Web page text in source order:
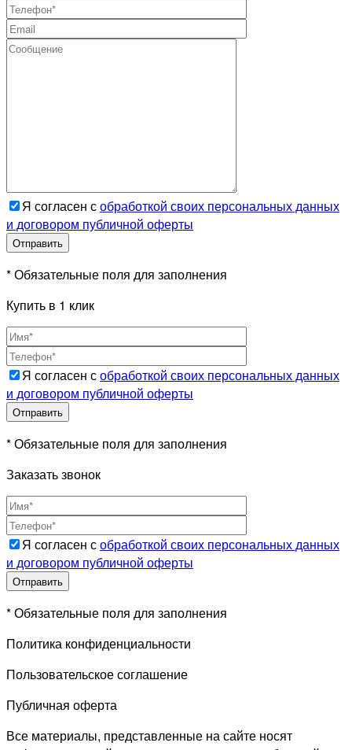
Я согласен собработкой своих персональных данных
и договором публичной оферты
* Обязательные поля для заполнения
Купить в 1 клик
Я согласен собработкой своих персональных данных
и договором публичной оферты
* Обязательные поля для заполнения
Заказать звонок
Я согласен собработкой своих персональных данных
и договором публичной оферты
* Обязательные поля для заполнения
Политика конфиденциальности
Пользовательское соглашение
Публичная оферта
Все материалы, представленные на сайте носят